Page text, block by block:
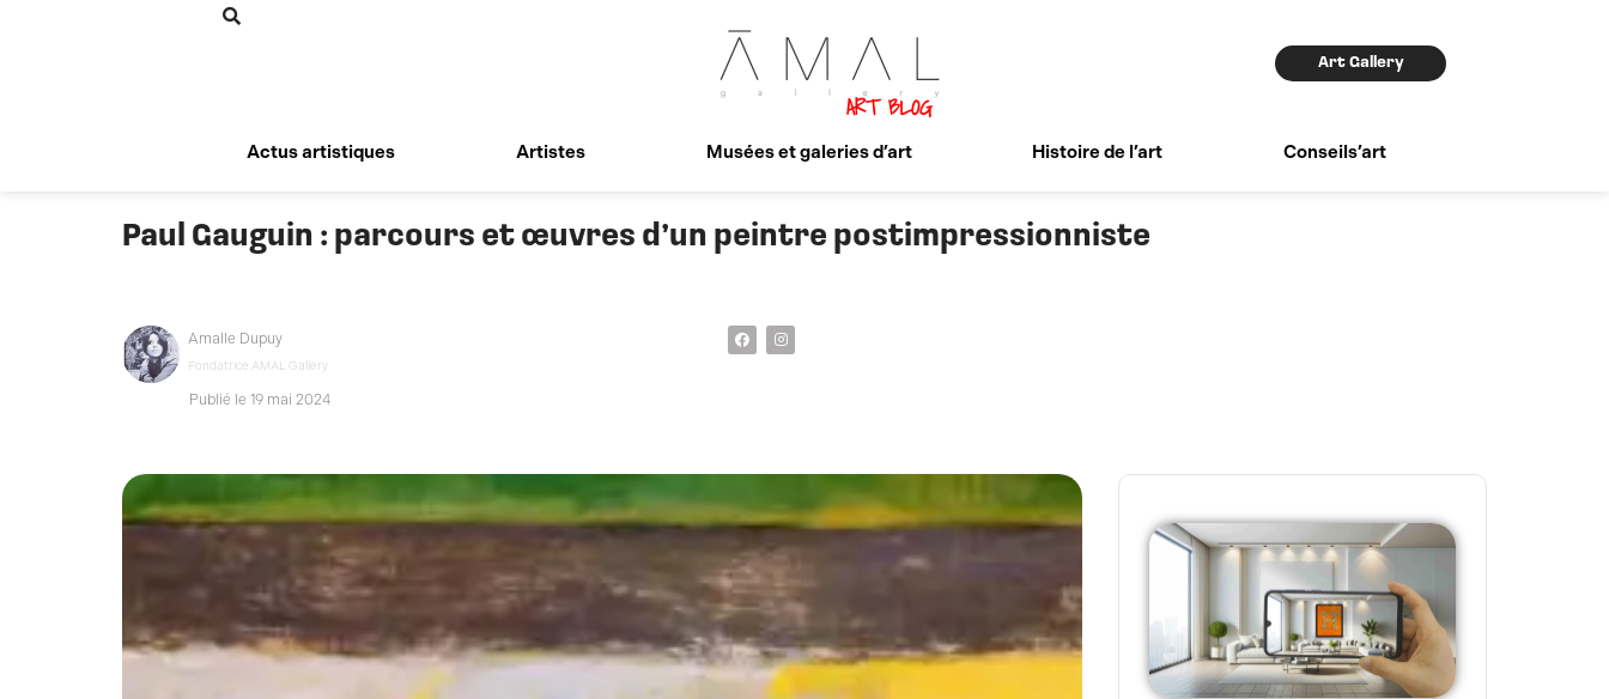
Art Gallery
Actus artistiques Artistes Musées et galeries d’art Histoire de l’art Conseils’art
Paul Gauguin : parcours et œuvres d’un peintre postimpressionniste
Amalle Dupuy
Fondatrice AMAL Gallery
Publié le 19 mai 2024
F
a
c
I
n
s